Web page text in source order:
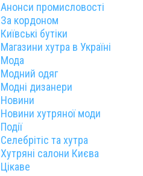
Анонси промисловості
За кордоном
Київські бутіки
Магазини хутра в Україні
Мода
Модний одяг
Модні дизанери
Новини
Новини хутряної моди
Події
Селебрітіс та хутра
Хутряні салони Києва
Цікаве